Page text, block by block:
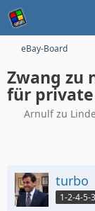
eBay-Board
Zwang zu
für
Arnulf zu
turbo
1-2-4-5-3